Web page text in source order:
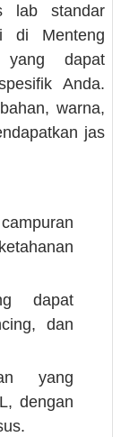
lab standar
di Menteng
yang dapat
Anda.
warna,
jas
dapat
dan
yang
dengan